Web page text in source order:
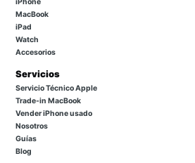
MacBook
iPad
Watch
Accesorios
Servicios
Servicio Técnico Apple
Trade-in MacBook
Vender iPhone usado
Nosotros
Guías
Blog